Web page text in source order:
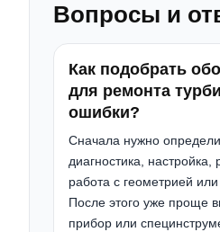
Вопросы и
Как подобрать
для ремонта
ошибки?
Сначала нужно
диагностика, настройка,
работа с геометрией
После этого уже проще
прибор или